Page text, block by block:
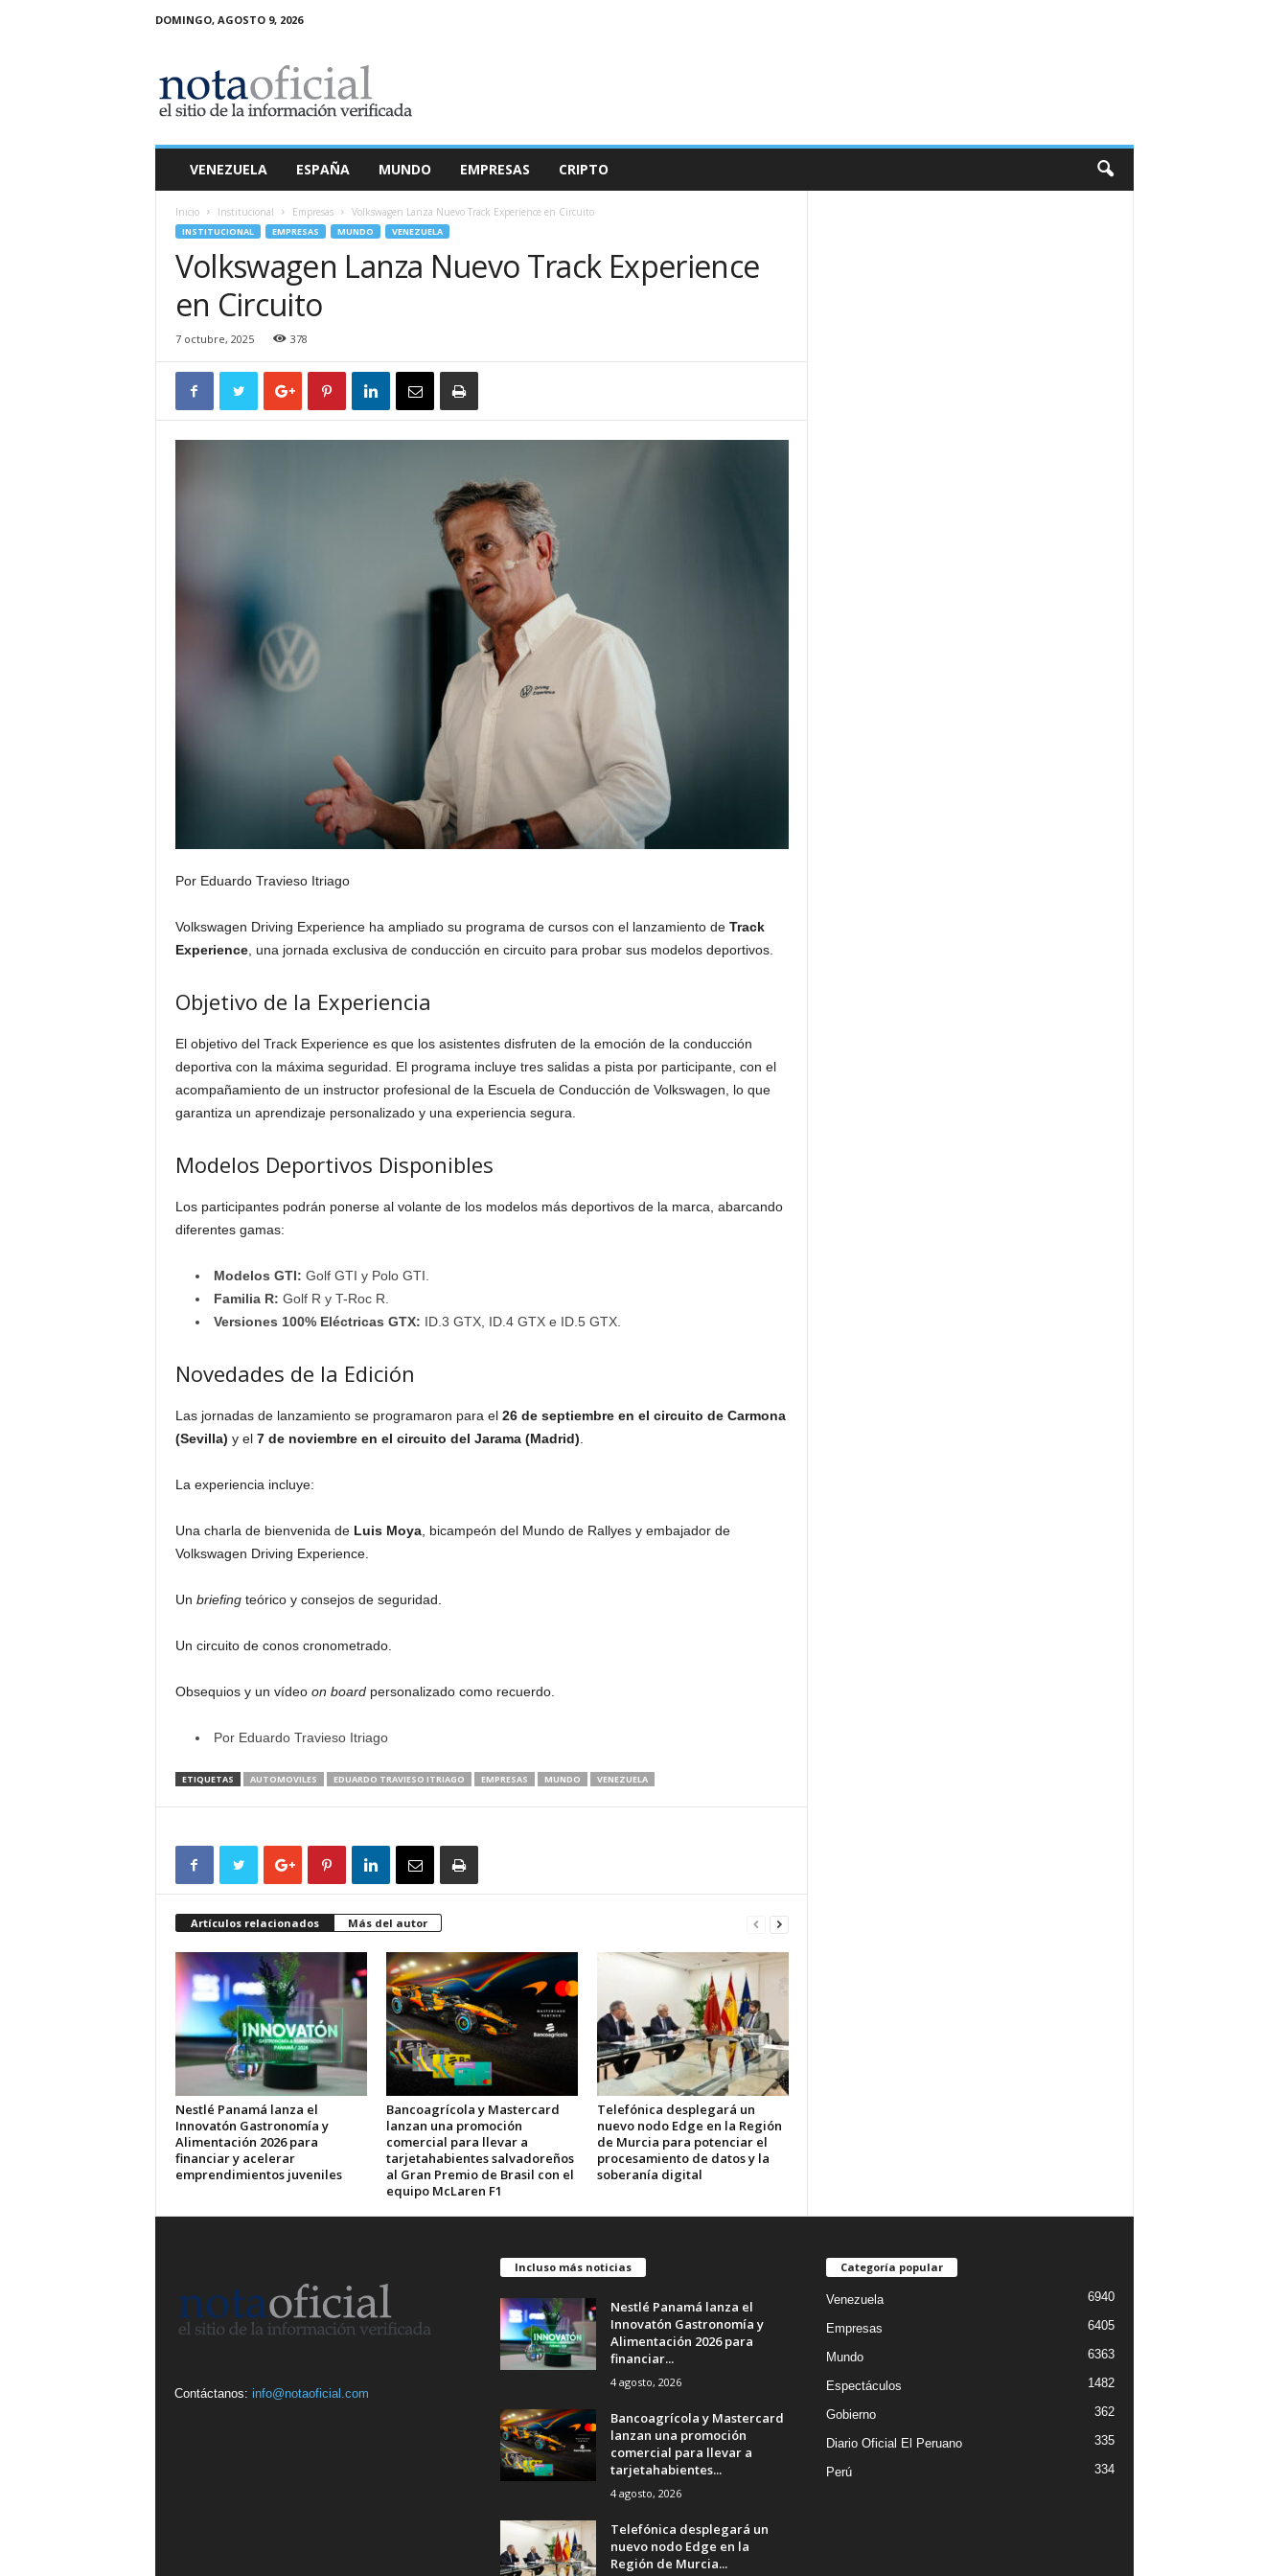
DOMINGO, AGOSTO 9, 2026
a
O
VENEZUELA ESPAÑA MUNDO EMPRESAS CRIPTO
Inicio Institucional Empresas Volkswagen Lanza Nuevo Track Experience en Circuito
INSTITUCIONAL EMPRESAS MUNDO VENEZUELA
Volkswagen Lanza Nuevo Track Experience
en Circuito
7 octubre, 2025 378
Por Eduardo Travieso Itriago
Volkswagen Driving Experience ha ampliado su programa de cursos con el lanzamiento de Track
Experience, una jornada exclusiva de conducción en circuito para probar sus modelos deportivos.
Objetivo de la Experiencia
El objetivo del Track Experience es que los asistentes disfruten de la emoción de la conducción
deportiva con la máxima seguridad. El programa incluye tres salidas a pista por participante, con el
acompañamiento de un instructor profesional de la Escuela de Conducción de Volkswagen, lo que
garantiza un aprendizaje personalizado y una experiencia segura.
Modelos Deportivos Disponibles
Los participantes podrán ponerse al volante de los modelos más deportivos de la marca, abarcando
diferentes gamas:
Modelos GTI: Golf GTI y Polo GTI.
Familia R: Golf R y T-Roc R.
Versiones 100% Eléctricas GTX: ID.3 GTX, ID.4 GTX e ID.5 GTX.
Novedades de la Edición
Las jornadas de lanzamiento se programaron para el 26 de septiembre en el circuito de Carmona
(Sevilla) y el 7 de noviembre en el circuito del Jarama (Madrid)
La experiencia incluye:
Una charla de bienvenida de Luis Moya, bicampeón del Mundo de Rallyes y embajador de
Volkswagen Driving Experience.
Un briefingteórico y consejos de seguridad.
Un circuito de conos cronometrado.
Obsequios y un vídeo on boardpersonalizado como recuerdo.
Por Eduardo Travieso Itriago
ETIQUETAS AUTOMOVILES EDUARDO TRAVIESO ITRIAGO EMPRESAS MUNDO VENEZUELA
Artículos relacionados Más del autor
Nestlé Panamá lanza el
Innovatón Gastronomía y
Alimentación 2026 para
financiar y acelerar
emprendimientos juveniles
Bancoagrícola y Mastercard
lanzan una promoción
comercial para llevar a
tarjetahabientes salvadoreños
al Gran Premio de Brasil con el
equipo McLaren F1
Telefónica desplegará un
nuevo nodo Edge en la Región
de Murcia para potenciar el
procesamiento de datos y la
soberanía digital
Contáctanos: info@notaoficial.com
Incluso más noticias
Nestlé Panamá lanza el
Innovatón Gastronomía y
Alimentación 2026 para
financiar...
4 agosto, 2026
Bancoagrícola y Mastercard
lanzan una promoción
comercial para llevar a
tarjetahabientes...
4 agosto, 2026
Telefónica desplegará un
nuevo nodo Edge en la
Región de Murcia...
Categoría popular
Venezuela 6940
Empresas 6405
Mundo 6363
Espectáculos 1482
Gobierno 362
Diario Oficial El Peruano 335
Perú 334